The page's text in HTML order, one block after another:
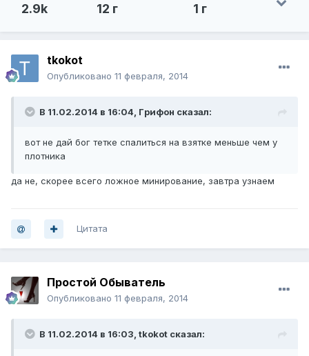
2.9k 12 г 1 г
tkokot
Опубликовано 11 февраля, 2014
В 11.02.2014 в 16:04, Гpифон сказал:
вот не дай бог тетке спалиться на взятке меньше чем у
плотника
да не, скорее всего ложное минирование, завтра узнаем
Цитата
Простой Обыватель
Опубликовано 11 февраля, 2014
В 11.02.2014 в 16:03, tkokot сказал: